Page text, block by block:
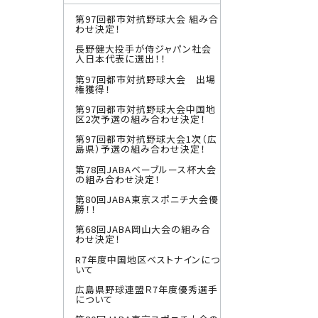
第97回都市対抗野球大会 組み合
わせ決定！
長野健大投手が侍ジャパン社会
人日本代表に選出！！
第97回都市対抗野球大会 出場
権獲得！
第97回都市対抗野球大会中国地
区2次予選の組み合わせ決定！
第97回都市対抗野球大会1次（広
島県）予選の組み合わせ決定！
第78回JABAベーブルース杯大会
の組み合わせ決定！
第80回JABA東京スポニチ大会優
勝！！
第68回JABA岡山大会の組み合
わせ決定！
R7年度中国地区ベストナインにつ
いて
広島県野球連盟Ｒ7年度優秀選手
について